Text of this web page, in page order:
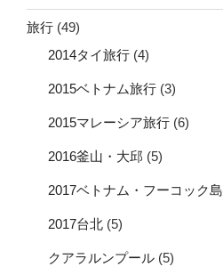
旅行 (49)
2014タイ旅行 (4)
2015ベトナム旅行 (3)
2015マレーシア旅行 (6)
2016釜山・大邱 (5)
2017ベトナム・フーコック島
2017台北 (5)
クアラルンプール (5)